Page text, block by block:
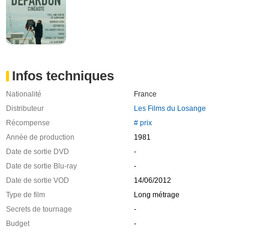
Infos techniques
Nationalité
France
Distributeur
Les Films du Losange
Récompense
# prix
Année de production
1981
Date de sortie DVD
-
Date de sortie Blu-ray
-
Date de sortie VOD
14/06/2012
Type de film
Long métrage
Secrets de tournage
-
Budget
-